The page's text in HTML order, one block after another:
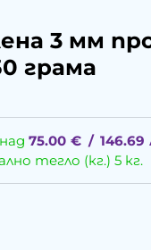
3 мм
грама
75.00 € / 146.69
тегло (кг.) 5 кг.